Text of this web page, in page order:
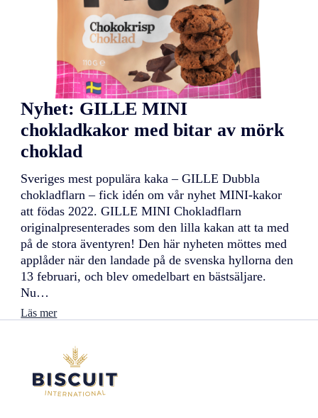
M
I
h
a
v
r
e
k
a
o
r
m
e
d
ä
p
p
b
Nyhet: GILLE MINI
chokladkakor med bitar av mörk
choklad
Sveriges mest populära kaka – GILLE Dubbla
chokladflarn – fick idén om vår nyhet MINI-kakor
att födas 2022. GILLE MINI Chokladflarn
originalpresenterades som den lilla kakan att ta med
på de stora äventyren! Den här nyheten möttes med
applåder när den landade på de svenska hyllorna den
13 februari, och blev omedelbart en bästsäljare.
Nu…
Läs mer:
t
: